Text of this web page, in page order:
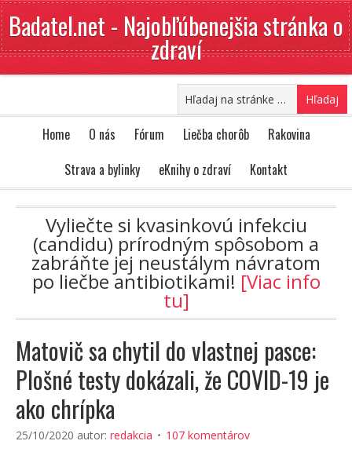
Badatel.net - Najobľúbenejšia stránka o
zdraví
Home O nás Fórum Liečba chorôb
Rakovina
Strava a bylinky
eKnihy o zdraví Kontakt
Vyliečte si kvasinkovú infekciu
(candidu) prírodným spôsobom a
zabráňte jej neustálym návratom
po liečbe antibiotikami! [Viac info
tu]
Matovič sa chytil do vlastnej pasce:
Plošné testy dokázali, že COVID-19 je
ako chrípka
25/10/2020 autor: redakcia 107 komentárov